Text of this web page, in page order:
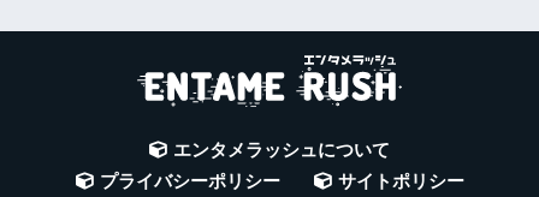
エンタメラッシュについて
プライバシーポリシー
サイトポリシー